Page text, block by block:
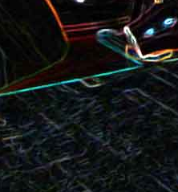
Curry de brocoli et de carottes